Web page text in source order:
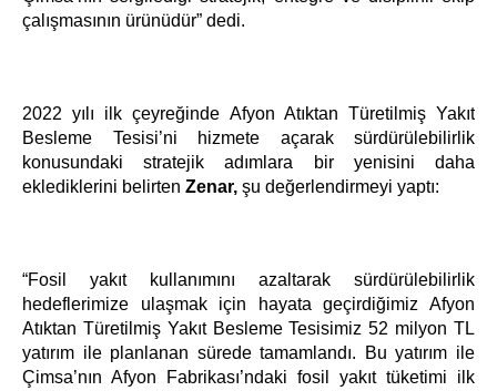
çalışmasının ürünüdür” dedi.
2022 yılı ilk çeyreğinde Afyon Atıktan Türetilmiş Yakıt
Besleme Tesisi’ni hizmete açarak sürdürülebilirlik
konusundaki stratejik adımlara bir yenisini daha
eklediklerini belirten Zenar, şu değerlendirmeyi yaptı:
“Fosil yakıt kullanımını azaltarak sürdürülebilirlik
hedeflerimize ulaşmak için hayata geçirdiğimiz Afyon
Atıktan Türetilmiş Yakıt Besleme Tesisimiz 52 milyon TL
yatırım ile planlanan sürede tamamlandı. Bu yatırım ile
Çimsa’nın Afyon Fabrikası’ndaki fosil yakıt tüketimi ilk